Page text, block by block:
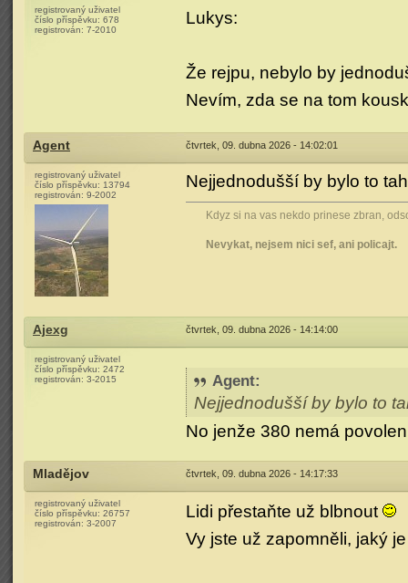
registrovaný uživatel
číslo příspěvku: 678
registrován: 7-2010
Lukys:
Že rejpu, nebylo by
Nevím, zda se na tom
Agent čtvrtek, 09. dubna 2026 - 14:02:01
registrovaný uživatel
číslo příspěvku: 13794
registrován: 9-2002
Nejjednodušší by bylo to
Kdyz si na vas nekdo prinese zbran,
Nevykat, nejsem nici sef, ani policajt.
Ajexg čtvrtek, 09. dubna 2026 - 14:14:00
registrovaný uživatel
číslo příspěvku: 2472
registrován: 3-2015 Agent:
Nejjednodušší by bylo to
No jenže 380 nemá
Mladějov čtvrtek, 09. dubna 2026 - 14:17:33
registrovaný uživatel
číslo příspěvku: 26757
registrován: 3-2007
Lidi přestaňte už blbnout
Vy jste už zapomněli, jaký